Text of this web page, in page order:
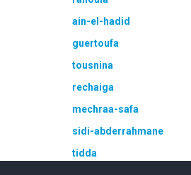
ain-el-hadid
guertoufa
tousnina
rechaiga
mechraa-safa
sidi-abderrahmane
tidda